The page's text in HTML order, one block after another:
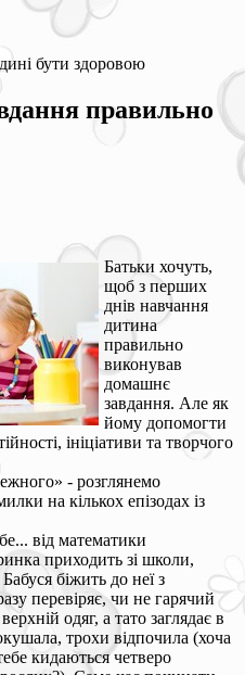
бути здоровою
правильно
Батьки хочуть,
щоб з перших
днів навчання
дитина
правильно
виконував
домашнє
завдання. Але як
йому допомогти
ініціативи та творчого
- розглянемо
на кількох епізодах із
від математики
приходить зі школи,
біжить до неї з
перевіряє, чи не гарячий
одяг, а тато заглядає в
трохи відпочила (хоча
кидаються четверо